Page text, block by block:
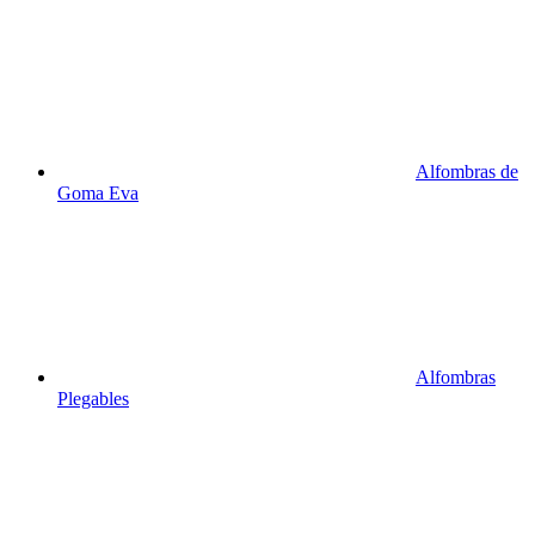
Alfombras de
Goma Eva
Alfombras
Plegables